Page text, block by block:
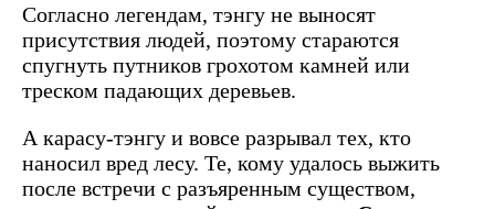
Согласно легендам, тэнгу не выносят
присутствия людей, поэтому стараются
спугнуть путников грохотом камней или
треском падающих деревьев.
А карасу-тэнгу и вовсе разрывал тех, кто
наносил вред лесу. Те, кому удалось выжить
после встречи с разъяренным существом,